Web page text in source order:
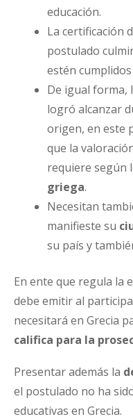
educación.
La certificación
postulado
estén
De igual forma,
logró alcanzar
origen, en este
que la
requiere según
griega.
Necesitan
manifieste su
su país y
En ente que regula la
debe emitir al
necesitará en Grecia
califica para la
Presentar además la
el postulado no ha
educativas en Grecia.